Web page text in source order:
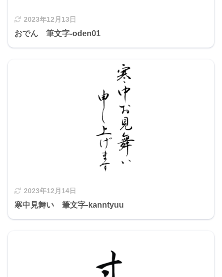
2023年12月13日
おでん 筆文字-oden01
2023年12月14日
寒中見舞い 筆文字-kanntyuu